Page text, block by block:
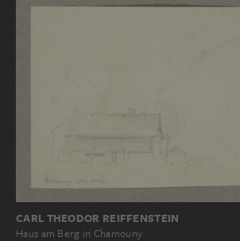
CARL THEODOR REIFFENSTEIN
Haus am Berg in Chamouny